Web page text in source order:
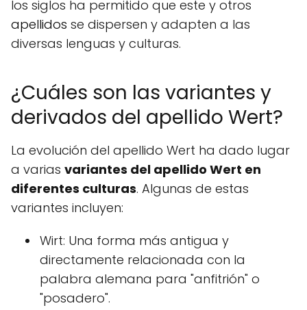
los siglos ha permitido que este y otros
apellidos se dispersen y adapten a las
diversas lenguas y culturas.
¿Cuáles son las variantes y
derivados del apellido Wert?
La evolución del apellido Wert ha dado lugar
a varias variantes del apellido Wert en
diferentes culturas. Algunas de estas
variantes incluyen:
Wirt: Una forma más antigua y
directamente relacionada con la
palabra alemana para "anfitrión" o
"posadero".